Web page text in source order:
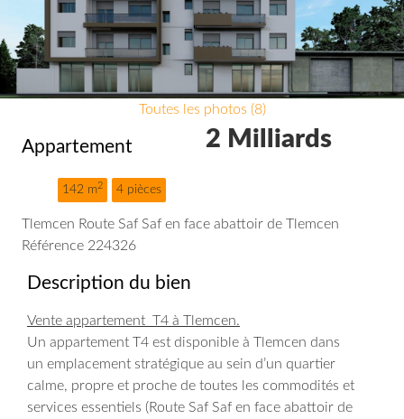
Toutes les photos (8)
Appartement
142 m2 4 pièces
2 Milliards
Tlemcen Route Saf Saf en face abattoir de Tlemcen
Référence 224326
Description du bien
Vente appartement T4 à Tlemcen.
Un appartement T4 est disponible à Tlemcen dans
un emplacement stratégique au sein d’un quartier
calme, propre et proche de toutes les commodités et
services essentiels (Route Saf Saf en face abattoir de